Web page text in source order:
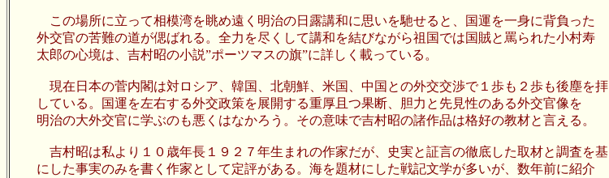
この場所に立って相模湾を眺め遠く明治の日露講和に思いを馳せると、国運を一身に背負った
外交官の苦難の道が偲ばれる。全力を尽くして講和を結びながら祖国では国賊と罵られた小村寿
太郎の心境は、吉村昭の小説”ポーツマスの旗”に詳しく載っている。
現在日本の菅内閣は対ロシア、韓国、北朝鮮、米国、中国との外交交渉で１歩も２歩も後塵を拝
している。国運を左右する外交政策を展開する重厚且つ果断、胆力と先見性のある外交官像を
明治の大外交官に学ぶのも悪くはなかろう。その意味で吉村昭の諸作品は格好の教材と言える。
吉村昭は私より１０歳年長１９２７年生まれの作家だが、史実と証言の徹底した取材と調査を基
にした事実のみを書く作家として定評がある。海を題材にした戦記文学が多いが、数年前に紹介